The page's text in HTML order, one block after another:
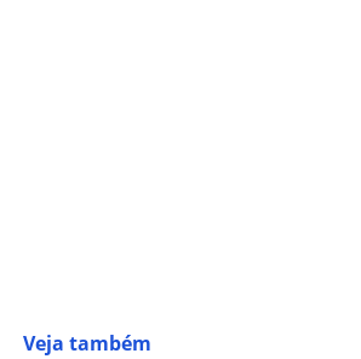
Veja também